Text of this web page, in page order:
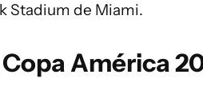
Stadium de Miami.
América